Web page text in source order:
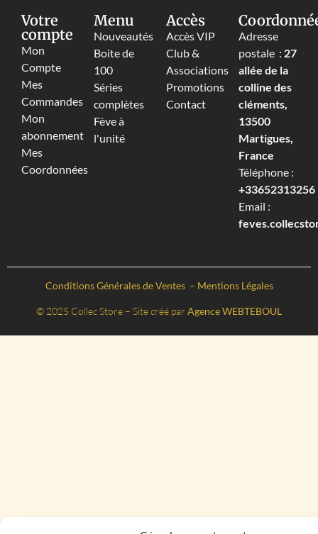
Votre
compte
Mon
Compte
Mes
Commandes
Mon
abonnement
Mes
Coordonnées
Menu
Nouveautés
Boite de
100
Séries
complètes
Fève à
l'unité
Accès
Accès VIP
Club &
Associations
Promotions
Contact
Adresse
postale : 27
allée de la
colline des
cléments,
13500
Martigues,
France
Téléphone :
+33652313256‬
Email :
Conditions Générales de Ventes – Mentions Légales
© 2025 Collec Store – Site créé par Agence WEBTEBOUL